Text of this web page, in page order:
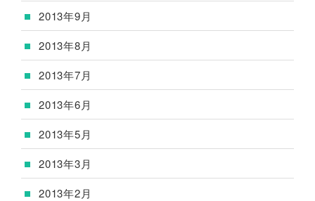
2013年9月
2013年8月
2013年7月
2013年6月
2013年5月
2013年3月
2013年2月